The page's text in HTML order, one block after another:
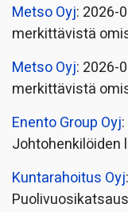
Metso Oyj: 2026-
merkittävistä
Metso Oyj: 2026-
merkittävistä
Enento Group Oyj
Johtohenkilöiden
Kuntarahoitus Oyj
Puolivuosikatsaus